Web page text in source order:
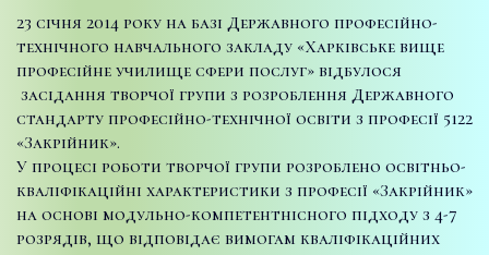
23 січня 2014 року на базі Державного професійно-
технічного навчального закладу «Харківське вище
професійне училище сфери послуг» відбулося
засідання творчої групи з розроблення Державного
стандарту професійно-технічної освіти з професії 5122
«Закрійник».
У процесі роботи творчої групи розроблено освітньо-
кваліфікаційні характеристики з професії «Закрійник»
на основі модульно-компетентнісного підходу з 4-7
розрядів, що відповідає вимогам кваліфікаційних